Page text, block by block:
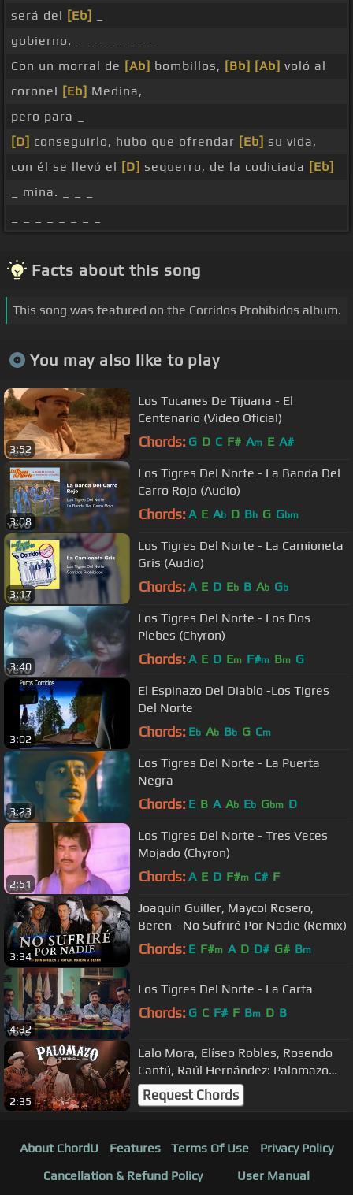
será del [Eb]
gobierno. _ _ _ _ _ _ _
Con un morral de [Ab] bombillos, [Bb] [Ab] voló al
coronel [Eb] Medina,
pero para _
[D] conseguirlo, hubo que ofrendar [Eb] su vida,
con él se llevó el [D] sequerro, de la codiciada [Eb]
_ mina. _ _ _
Facts about this song
This song was featured on the Corridos Prohibidos album.
You may also like to play
3:52
Los Tucanes De Tijuana - El
Centenario (Video Oficial)
Chords: G D C F# Am E A#
3:08
Los Tigres Del Norte - La Banda Del
Carro Rojo (Audio)
Chords: A E Ab D Bb G Gbm
3:17
Los Tigres Del Norte - La Camioneta
Gris (Audio)
Chords: A E D Eb B Ab Gb
3:40
Los Tigres Del Norte - Los Dos
Plebes (Chyron)
Chords: A E D Em F#m Bm G
3:02
El Espinazo Del Diablo -Los Tigres
Del Norte
Chords: Eb Ab Bb G Cm
3:23
Los Tigres Del Norte - La Puerta
Negra
Chords: E B A Ab Eb Gbm D
2:51
Los Tigres Del Norte - Tres Veces
Mojado (Chyron)
Chords: A E D F#m C# F
3:34
Joaquin Guiller, Maycol Rosero,
Beren - No Sufriré Por Nadie (Remix)
Chords: E F#m A D D# G# Bm
4:32
Los Tigres Del Norte - La Carta
Chords: G C F# F Bm D B
2:35
Lalo Mora, Elíseo Robles, Rosendo
Cantú, Raúl Hernández: Palomazo
Norteño (Album Completo)
Request Chords
About ChordU Features Terms Of Use
Privacy Policy
Cancellation & Refund Policy
User Manual